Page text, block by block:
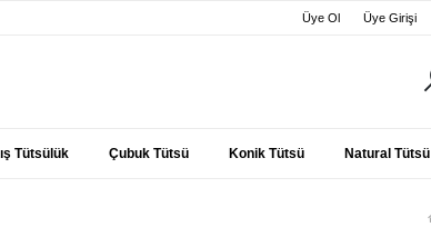
Üye Ol Üye Girişi
Tütsülük Çubuk Tütsü Konik Tütsü Natural Tütsü